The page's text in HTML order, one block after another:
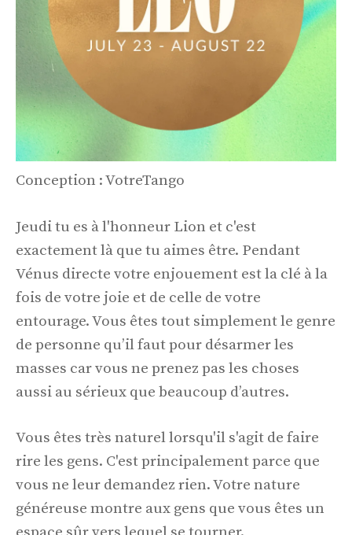
Conception : VotreTango
Jeudi tu es à l'honneur Lion et c'est
exactement là que tu aimes être. Pendant
Vénus directe votre enjouement est la clé à la
fois de votre joie et de celle de votre
entourage. Vous êtes tout simplement le genre
de personne qu’il faut pour désarmer les
masses car vous ne prenez pas les choses
aussi au sérieux que beaucoup d’autres.
Vous êtes très naturel lorsqu'il s'agit de faire
rire les gens. C'est principalement parce que
vous ne leur demandez rien. Votre nature
généreuse montre aux gens que vous êtes un